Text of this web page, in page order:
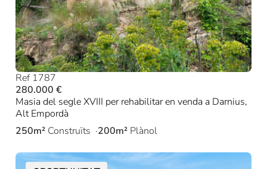
Ref 1787
280.000 €
Masia del segle XVIII per rehabilitar en venda a Darnius,
Alt Empordà
250m² Construïts 200m² Plànol